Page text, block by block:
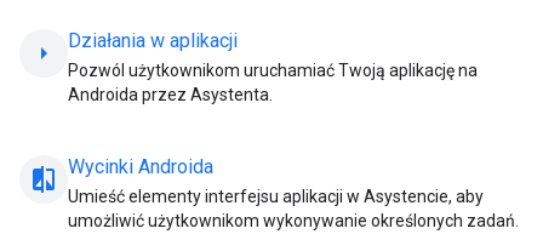
arrow_right Działania w aplikacji
Pozwól użytkownikom uruchamiać Twoją aplikację na
Androida przez Asystenta.
compare_arrow
Wycinki Androida
Umieść elementy interfejsu aplikacji w Asystencie, aby
umożliwić użytkownikom wykonywanie określonych zadań.